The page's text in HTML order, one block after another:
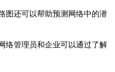
图还可以帮助预测网络中的潜
络管理员和企业可以通过了解